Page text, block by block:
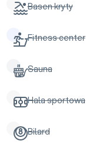
Basen kryty
Fitness center
Sauna
Hala sportowa
Bilard